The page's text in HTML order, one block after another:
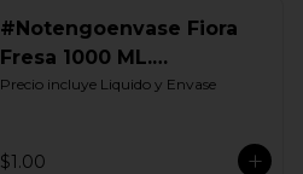
#Notengoenvase Fiora
Fresa 1000 ML.
Retornable
Precio incluye Liquido y Envase
$1.00